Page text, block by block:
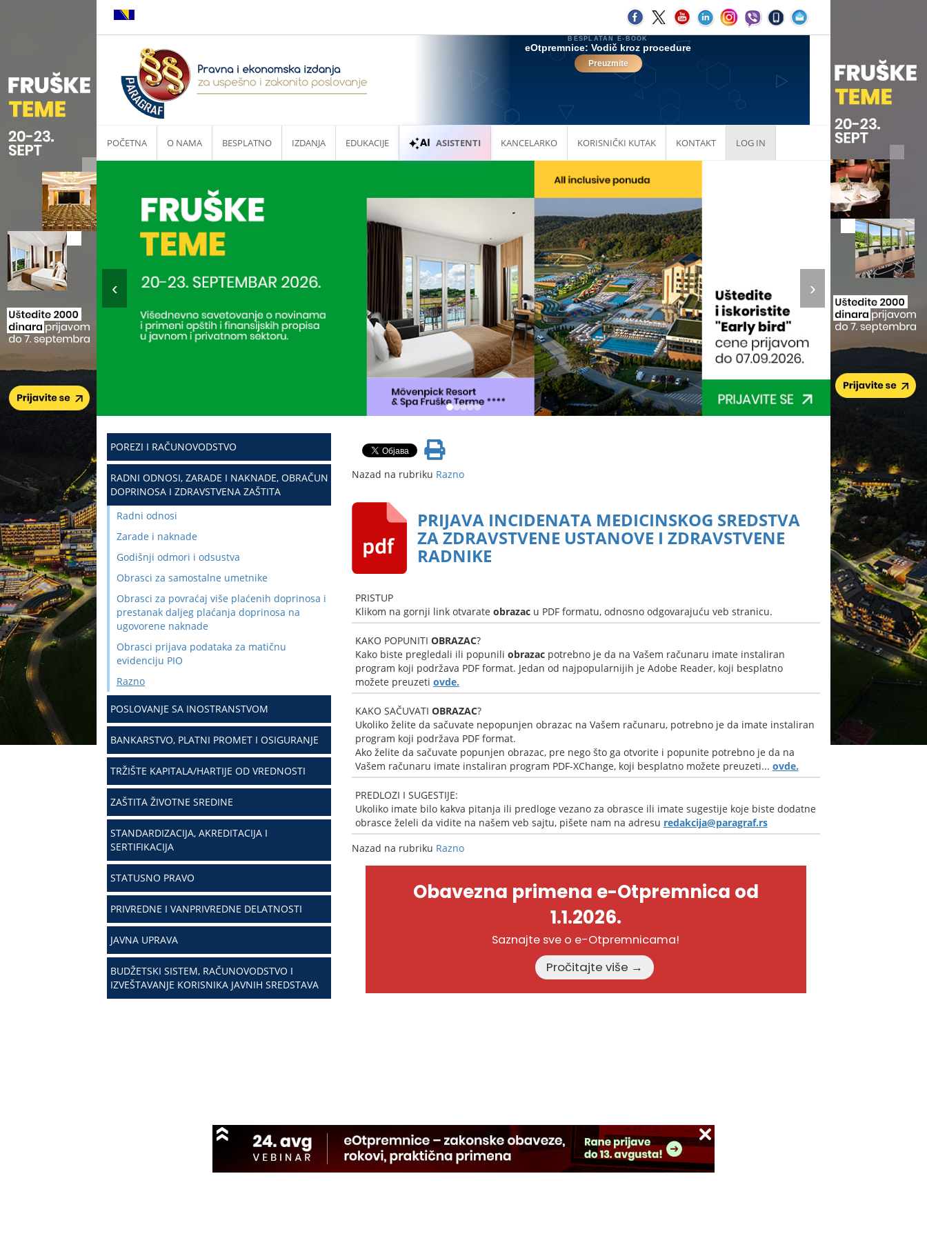
POČETNA O NAMA BESPLATNO IZDANJA EDUKACIJE ASISTENTI KANCELARKO KORISNIČKI KUTAK KONTAKT LOG IN
POREZI I RAČUNOVODSTVO
RADNI ODNOSI, ZARADE I NAKNADE, OBRAČUN
DOPRINOSA I ZDRAVSTVENA ZAŠTITA
Radni odnosi
Zarade i naknade
Godišnji odmori i odsustva
Obrasci za samostalne umetnike
Obrasci za povraćaj više plaćenih doprinosa i
prestanak daljeg plaćanja doprinosa na
ugovorene naknade
Obrasci prijava podataka za matičnu
evidenciju PIO
Razno
POSLOVANJE SA INOSTRANSTVOM
BANKARSTVO, PLATNI PROMET I OSIGURANJE
TRŽIŠTE KAPITALA/HARTIJE OD VREDNOSTI
ZAŠTITA ŽIVOTNE SREDINE
STANDARDIZACIJA, AKREDITACIJA I
SERTIFIKACIJA
STATUSNO PRAVO
PRIVREDNE I VANPRIVREDNE DELATNOSTI
JAVNA UPRAVA
BUDŽETSKI SISTEM, RAČUNOVODSTVO I
IZVEŠTAVANJE KORISNIKA JAVNIH SREDSTAVA
Nazad na rubriku Razno
PRIJAVA INCIDENATA MEDICINSKOG SREDSTVA
ZA ZDRAVSTVENE USTANOVE I ZDRAVSTVENE
RADNIKE
PRISTUP
Klikom na gornji link otvarate obrazacu PDF formatu, odnosno odgovarajuću veb stranicu.
KAKO POPUNITI OBRAZAC?
Kako biste pregledali ili popunili obrazacpotrebno je da na Vašem računaru imate instaliran
program koji podržava PDF format. Jedan od najpopularnijih je Adobe Reader, koji besplatno
možete preuzeti ovde.
KAKO SAČUVATI OBRAZAC?
Ukoliko želite da sačuvate nepopunjen obrazac na Vašem računaru, potrebno je da imate instaliran
program koji podržava PDF format.
Ako želite da sačuvate popunjen obrazac, pre nego što ga otvorite i popunite potrebno je da na
Vašem računaru imate instaliran program PDF-XChange, koji besplatno možete preuzeti... ovde.
PREDLOZI I SUGESTIJE:
Ukoliko imate bilo kakva pitanja ili predloge vezano za obrasce ili imate sugestije koje biste dodatne
obrasce želeli da vidite na našem veb sajtu, pišete nam na adresu redakcija@paragraf.rs
Nazad na rubriku Razno
Obavezna primena e-Otpremnica od
1.1.2026.
Saznajte sve o e-Otpremnicama!
Pročitajte više →